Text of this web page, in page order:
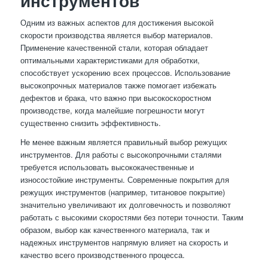
Одним из важных аспектов для достижения высокой
скорости производства является выбор материалов.
Применение качественной стали, которая обладает
оптимальными характеристиками для обработки,
способствует ускорению всех процессов. Использование
высокопрочных материалов также помогает избежать
дефектов и брака, что важно при высокоскоростном
производстве, когда малейшие погрешности могут
существенно снизить эффективность.
Не менее важным является правильный выбор режущих
инструментов. Для работы с высокопрочными сталями
требуется использовать высококачественные и
износостойкие инструменты. Современные покрытия для
режущих инструментов (например, титановое покрытие)
значительно увеличивают их долговечность и позволяют
работать с высокими скоростями без потери точности. Таким
образом, выбор как качественного материала, так и
надежных инструментов напрямую влияет на скорость и
качество всего производственного процесса.